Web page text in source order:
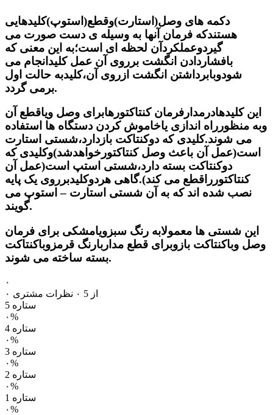
دکمه های وصل(استارت)وقطع(استوپ)کلیدهایی
هستندکه فرمان آنها به وسیله ی دست صورت می
گیردوعملکردآن لحظه ای است؛به این معنی که
بافشاردادن انگشت برروی آن عمل کلیدانجام می
شودوبابرداشتن انگشت ازروی آن،کلیدبه حالت اول
برمی گردد.
این کلیدهادرمدارفرمان کنتاکتورهابرای وصل ویاقطع آن
وبه منظورراه اندازی یاخاموش کردن دستگاه ها استفاده
می شوند.کلیدی که دوکنتاکت بازدارد،شستی استارت
است(عمل آن باعث وصل کنتاکتورخواهدشد)وکلیدی که
دوکنتاکت بسته دارد،شستی استپ است(عمل آن
کنتاکتورراقطع می کند).گاهی هردوکلیدبرروی یک پایه
نصب شده اند که به آن شستی استارت – استوپ می
گویند.
این شستی ها معمولابه رنگ سبز ویامشکی برای فرمان
وصل وباکنتاکت بازوبرای قطع مداربارنگ قرمز وباکنتاکت
بسته ساخته می شوند.
۰
۰ از 5
۰ نظرات مشتری
5 ستاره
۰%
4 ستاره
۰%
3 ستاره
۰%
2 ستاره
۰%
1 ستاره
۰%